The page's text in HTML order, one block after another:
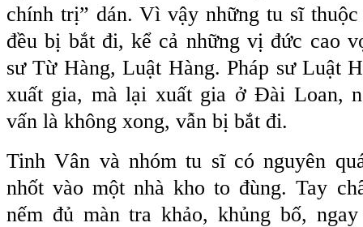
chính trị” dán. Vì vậy những tu sĩ
đều bị bắt đi, kể cả những vị đức cao
sư Từ Hàng, Luật Hàng. Pháp sư Luật
xuất gia, mà lại xuất gia ở Đài Loan,
vấn là không xong, vẫn bị bắt đi.
Tinh Vân và nhóm tu sĩ có nguyên
nhốt vào một nhà kho to đùng. Tay
nếm đủ màn tra khảo, khủng bố,